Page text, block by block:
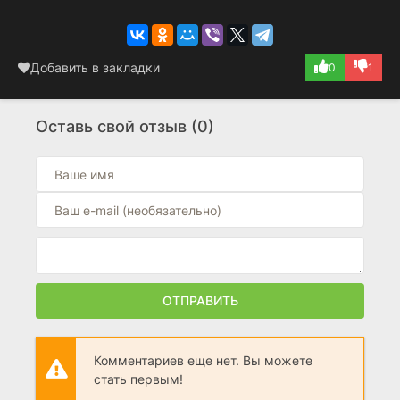
Добавить в закладки 0 1
Оставь свой отзыв (0)
ОТПРАВИТЬ
Комментариев еще нет. Вы можете
стать первым!